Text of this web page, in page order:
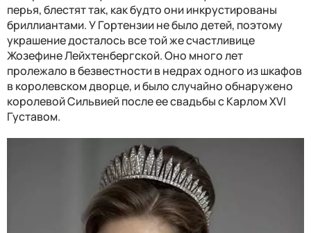
перья, блестят так, как будто они инкрустированы
бриллиантами. У Гортензии не было детей, поэтому
украшение досталось все той же счастливице
Жозефине Лейхтенбергской. Оно много лет
пролежало в безвестности в недрах одного из шкафов
в королевском дворце, и было случайно обнаружено
королевой Сильвией после ее свадьбы сКарлом XVI
Густавом.